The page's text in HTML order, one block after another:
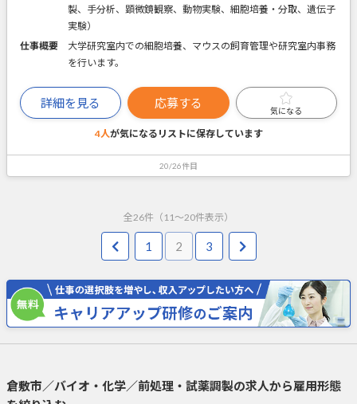
製、手分析、顕微鏡観察、動物実験、細胞培養・分取、遺伝子
実験）
仕事概要
大学研究室内での細胞培養、マウスの飼育管理や研究室内事務
を行います。
詳細を見る 応募する
気になる
4人が気になるリストに保存しています
20/26件目
全26件（ 11 ～20件表示）
1 2 3
倉敷市／バイオ・化学／前処理・試薬調製の求人から雇用形態